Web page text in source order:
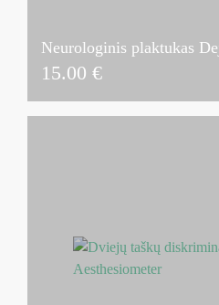
Neurologinis plaktukas
15.00 €